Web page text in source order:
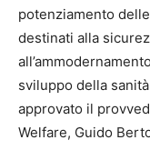
potenziamento
destinati alla
sviluppo della
approvato il
Welfare, Guido